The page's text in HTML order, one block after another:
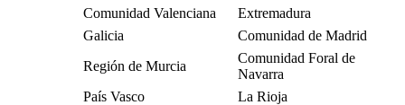
Comunidad Valenciana
Extremadura
Galicia
Comunidad de Madrid
Región de Murcia
Comunidad Foral de
Navarra
País Vasco
La Rioja